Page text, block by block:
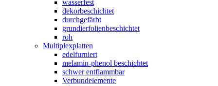
wasserfest
dekorbeschichtet
durchgefärbt
grundierfolienbeschichtet
roh
Multiplexplatten
edelfurniert
melamin-phenol beschichtet
schwer entflammbar
Verbundelemente